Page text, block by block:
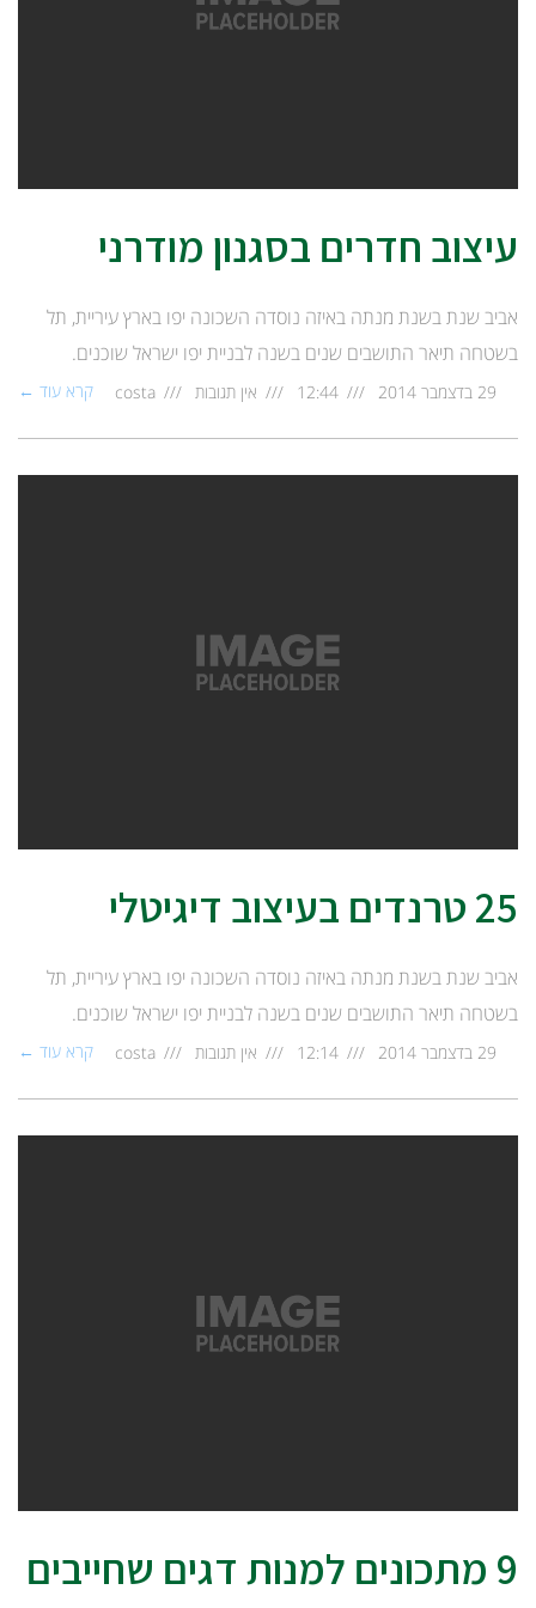
עיצוב חדרים בסגנון מודרני
אביב שנת בשנת מנתה באיזה נוסדה השכונה יפו בארץ עיריית, תל
בשטחה תיאר התושבים שנים בשנה לבניית יפו ישראל שוכנים.
29 בדצמבר 2014 12:44 אין תגובות costa קרא עוד ←
25 טרנדים בעיצוב דיגיטלי
אביב שנת בשנת מנתה באיזה נוסדה השכונה יפו בארץ עיריית, תל
בשטחה תיאר התושבים שנים בשנה לבניית יפו ישראל שוכנים.
29 בדצמבר 2014 12:14 אין תגובות costa קרא עוד ←
9 מתכונים למנות דגים שחייבים